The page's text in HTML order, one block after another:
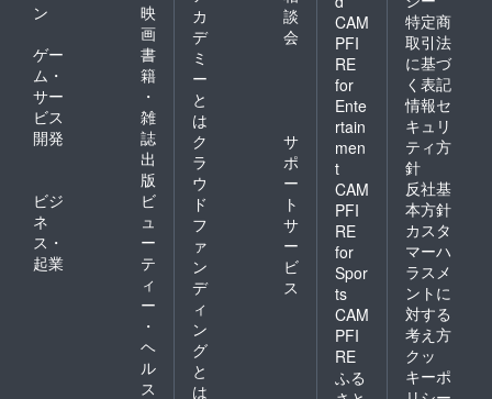
ン
映
画
ゲー
ム・
サー
ビス
開発
書
籍
・
雑
誌
出
版
ビジ
ネ
ス・
起業
ビ
ュ
ー
テ
ィ
ー
・
ヘ
ル
ス
カ
デ
ミ
ー
と
は
談
会
ク
ラ
ウ
ド
フ
ァ
ン
デ
ィ
ン
グ
と
は
サ
ポ
ー
ト
サ
ー
ビ
ス
CAM
PFI
RE
for
Ente
rtain
men
t
CAM
PFI
RE
for
Spor
ts
CAM
PFI
RE
ふる
特定商
取引法
に基づ
く表記
情報セ
キュリ
ティ方
針
反社基
本方針
カスタ
マーハ
ラスメ
ントに
対する
考え方
クッ
キーポ